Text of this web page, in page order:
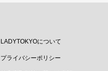
LADYTOKYOについて
プライバシーポリシー